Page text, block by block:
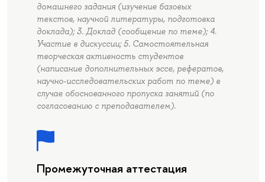
домашнего задания (изучение базовых
текстов, научной литературы, подготовка
доклада); 3. Доклад (сообщение по теме); 4.
Участие в дискуссии; 5. Самостоятельная
творческая активность студентов
(написание дополнительных эссе, рефератов,
научно-исследовательских работ по теме) в
случае обоснованного пропуска занятий (по
согласованию с преподавателем).
Промежуточная аттестация